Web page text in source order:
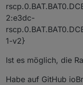
2:e3dc-
1-v2}
Ist es möglich, die
Habe auf GitHub